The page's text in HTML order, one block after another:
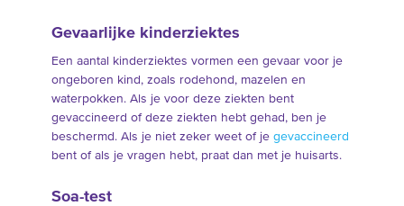
Gevaarlijke kinderziektes
Een aantal kinderziektes vormen een gevaar voor je
ongeboren kind, zoals rodehond, mazelen en
waterpokken. Als je voor deze ziekten bent
gevaccineerd of deze ziekten hebt gehad, ben je
beschermd. Als je niet zeker weet of je gevaccineerd
bent of als je vragen hebt, praat dan met je huisarts.
Soa-test